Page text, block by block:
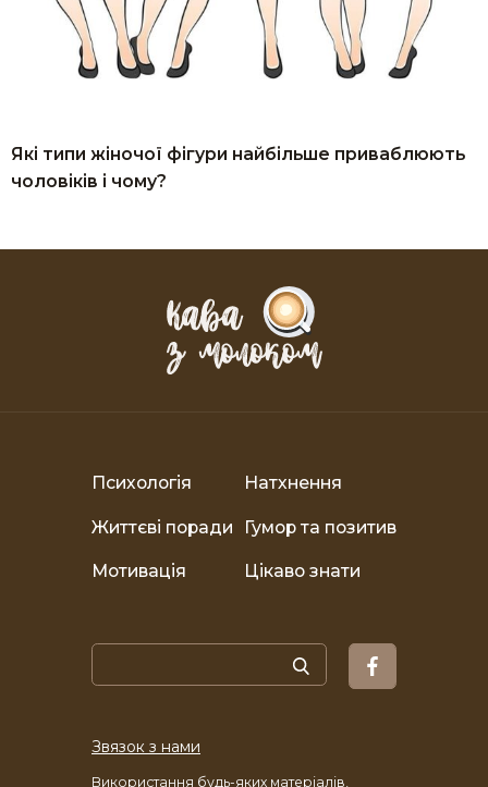
Які типи жіночої фігури найбільше приваблюють
чоловіків і чому?
Психологія Натхнення
Життєві поради Гумор та позитив
Мотивація Цікаво знати
Звязок з нами
Використання будь-яких матеріалів,